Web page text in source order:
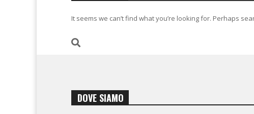
It seems we can’t find what you’re looking for. Perhaps
DOVE SIAMO